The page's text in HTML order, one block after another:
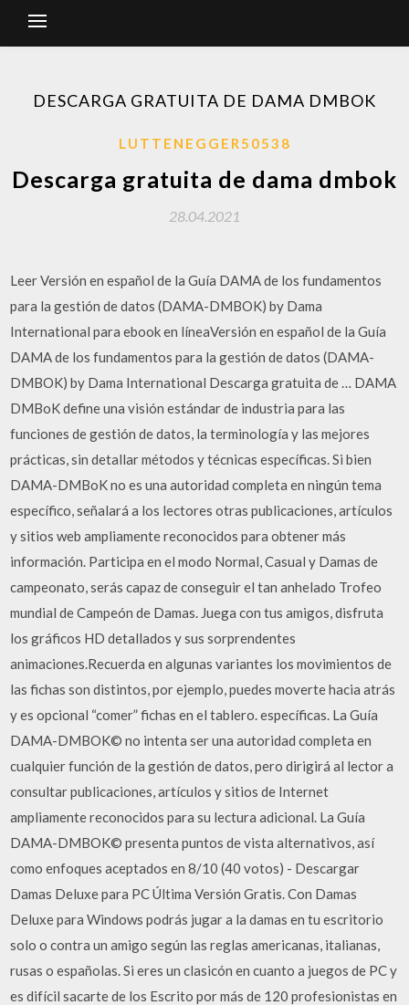
DESCARGA GRATUITA DE DAMA DMBOK
LUTTENEGGER50538
Descarga gratuita de dama dmbok
28.04.2021
Leer Versión en español de la Guía DAMA de los fundamentos
para la gestión de datos (DAMA-DMBOK) by Dama
International para ebook en líneaVersión en español de la Guía
DAMA de los fundamentos para la gestión de datos (DAMA-
DMBOK) by Dama International Descarga gratuita de … DAMA
DMBoK define una visión estándar de industria para las
funciones de gestión de datos, la terminología y las mejores
prácticas, sin detallar métodos y técnicas específicas. Si bien
DAMA-DMBoK no es una autoridad completa en ningún tema
específico, señalará a los lectores otras publicaciones, artículos
y sitios web ampliamente reconocidos para obtener más
información. Participa en el modo Normal, Casual y Damas de
campeonato, serás capaz de conseguir el tan anhelado Trofeo
mundial de Campeón de Damas. Juega con tus amigos, disfruta
los gráficos HD detallados y sus sorprendentes
animaciones.Recuerda en algunas variantes los movimientos de
las fichas son distintos, por ejemplo, puedes moverte hacia atrás
y es opcional “comer” fichas en el tablero. específicas. La Guía
DAMA-DMBOK© no intenta ser una autoridad completa en
cualquier función de la gestión de datos, pero dirigirá al lector a
consultar publicaciones, artículos y sitios de Internet
ampliamente reconocidos para su lectura adicional. La Guía
DAMA-DMBOK© presenta puntos de vista alternativos, así
como enfoques aceptados en 8/10 (40 votos) - Descargar
Damas Deluxe para PC Última Versión Gratis. Con Damas
Deluxe para Windows podrás jugar a la damas en tu escritorio
solo o contra un amigo según las reglas americanas, italianas,
rusas o españolas. Si eres un clasicón en cuanto a juegos de PC y
es difícil sacarte de los Escrito por más de 120 profesionistas en